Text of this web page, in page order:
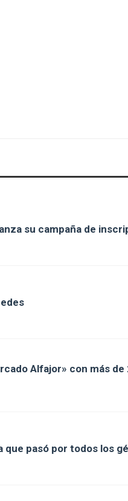
su campaña de
Alfajor» con más
que pasó por todos los